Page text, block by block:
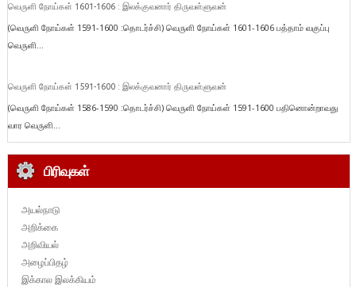
வெருளி நோய்கள் 1601-1606 : இலக்குவனார் திருவள்ளுவன்
(வெருளி நோய்கள் 1591-1600 :தொடர்ச்சி) வெருளி நோய்கள் 1601-1606 பத்தாம் வகுப்பு
வெருளி...
வெருளி நோய்கள் 1591-1600 : இலக்குவனார் திருவள்ளுவன்
(வெருளி நோய்கள் 1586-1590 :தொடர்ச்சி) வெருளி நோய்கள் 1591-1600 பதினொன்றாவது
வார வெருளி...
பிரிவுகள்
அயல்நாடு
அறிக்கை
அறிவியல்
அழைப்பிதழ்
இக்கால இலக்கியம்